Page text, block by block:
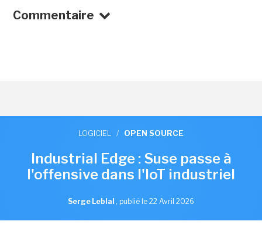
Commentaire
LOGICIEL / OPEN SOURCE
Industrial Edge : Suse passe à
l'offensive dans l'IoT industriel
Serge Leblal , publié le 22 Avril 2026